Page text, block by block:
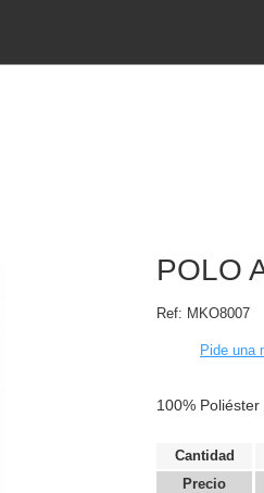
POLO
Ref: MKO8007
Pide una
100%
Cantidad
Precio